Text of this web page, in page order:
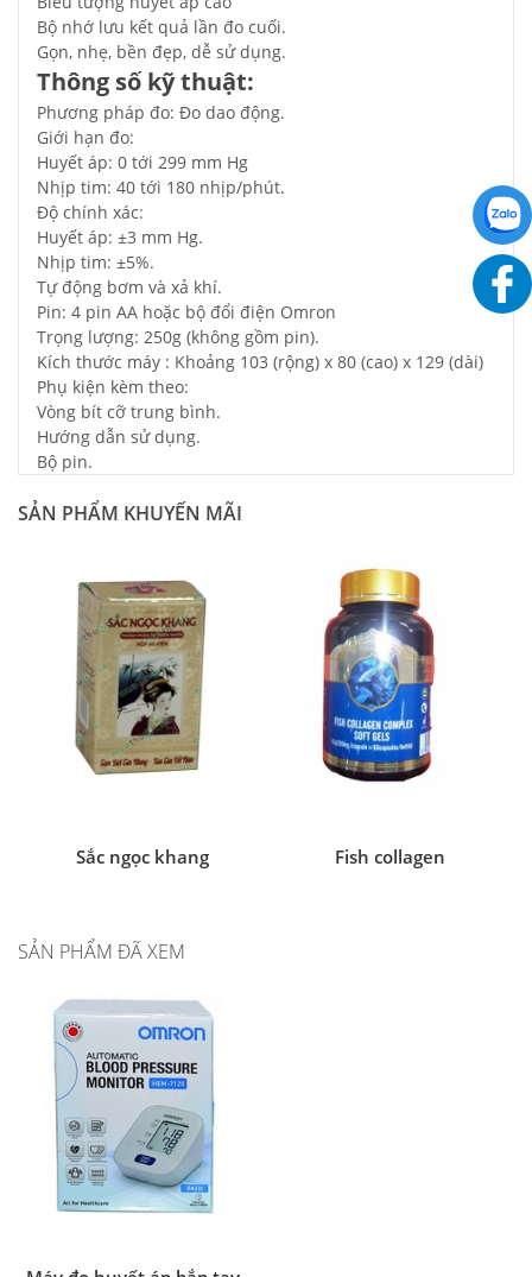
Bộ nhớ lưu kết quả lần đo cuối.
Gọn, nhẹ, bền đẹp, dễ sử dụng.
Thông số kỹ thuật:
Phương pháp đo: Đo dao động.
Giới hạn đo:
Huyết áp: 0 tới 299 mm Hg
Nhịp tim: 40 tới 180 nhịp/phút.
Độ chính xác:
Huyết áp: ±3 mm Hg.
Nhịp tim: ±5%.
Tự động bơm và xả khí.
Pin: 4 pin AA hoặc bộ đổi điện Omron
Trọng lượng: 250g (không gồm pin).
Kích thước máy : Khoảng 103 (rộng) x 80 (cao) x 129 (dài)
Phụ kiện kèm theo:
Vòng bít cỡ trung bình.
Hướng dẫn sử dụng.
Bộ pin.
SẢN PHẨM KHUYẾN MÃI
Sắc ngọc khang Fish collagen
SẢN PHẨM ĐÃ XEM